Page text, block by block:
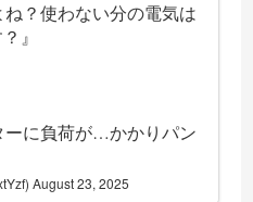
ね？使わない分の電気は
』
ーに負荷が…かかりパン
August 23, 2025